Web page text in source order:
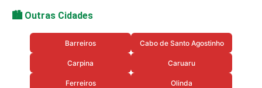
🏙️ Outras Cidades
Barreiros Cabo de Santo Agostinho
Carpina Caruaru
Ferreiros Olinda